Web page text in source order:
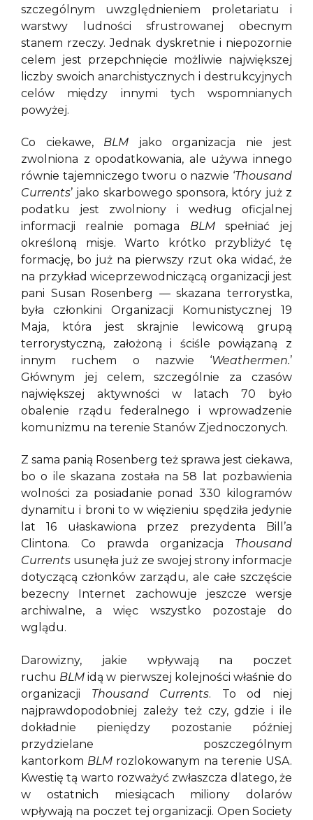
szczególnym uwzględnieniem proletariatu i
warstwy ludności sfrustrowanej obecnym
stanem rzeczy. Jednak dyskretnie i niepozornie
celem jest przepchnięcie możliwie największej
liczby swoich anarchistycznych i destrukcyjnych
celów między innymi tych wspomnianych
powyżej.
Co ciekawe, BLM jako organizacja nie jest
zwolniona z opodatkowania, ale używa innego
równie tajemniczego tworu o nazwie ‘Thousand
Currents’ jako skarbowego sponsora, który już z
podatku jest zwolniony i według oficjalnej
informacji realnie pomaga BLMspełniać jej
określoną misje. Warto krótko przybliżyć tę
formację, bo już na pierwszy rzut oka widać, że
na przykład wiceprzewodniczącą organizacji jest
pani Susan Rosenberg — skazana terrorystka,
była członkini Organizacji Komunistycznej 19
Maja, która jest skrajnie lewicową grupą
terrorystyczną, założoną i ściśle powiązaną z
innym ruchem o nazwie ‘Weathermen.’
Głównym jej celem, szczególnie za czasów
największej aktywności w latach 70 było
obalenie rządu federalnego i wprowadzenie
komunizmu na terenie Stanów Zjednoczonych.
Z sama panią Rosenberg też sprawa jest ciekawa,
bo o ile skazana została na 58 lat pozbawienia
wolności za posiadanie ponad 330 kilogramów
dynamitu i broni to w więzieniu spędziła jedynie
lat 16 ułaskawiona przez prezydenta Bill’a
Clintona. Co prawda organizacja Thousand
Currents usunęła już ze swojej strony informacje
dotyczącą członków zarządu, ale całe szczęście
bezecny Internet zachowuje jeszcze wersje
archiwalne, a więc wszystko pozostaje do
wglądu.
Darowizny, jakie wpływają na poczet
ruchu BLM idą w pierwszej kolejności właśnie do
organizacji Thousand Currents. To od niej
najprawdopodobniej zależy też czy, gdzie i ile
dokładnie pieniędzy pozostanie później
przydzielane poszczególnym
kantorkom BLM rozlokowanym na terenie USA.
Kwestię tą warto rozważyć zwłaszcza dlatego, że
w ostatnich miesiącach miliony dolarów
wpływają na poczet tej organizacji. Open Society